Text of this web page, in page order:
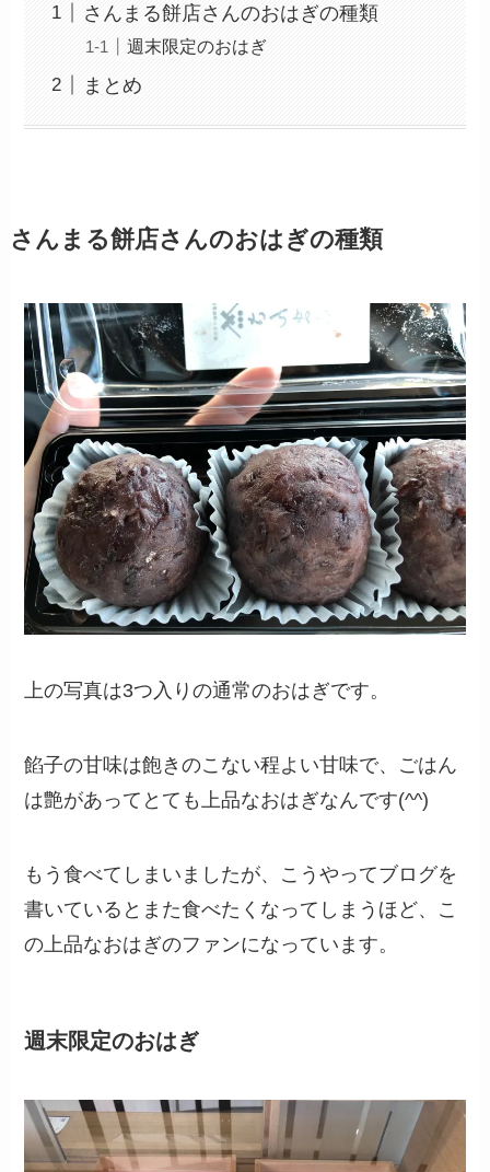
さんまる餅店さんのおはぎの種類
週末限定のおはぎ
まとめ
さんまる餅店さんのおはぎの種類
上の写真は3つ入りの通常のおはぎです。
餡子の甘味は飽きのこない程よい甘味で、ごはん
は艶があってとても上品なおはぎなんです(^^)
もう食べてしまいましたが、こうやってブログを
書いているとまた食べたくなってしまうほど、こ
の上品なおはぎのファンになっています。
週末限定のおはぎ